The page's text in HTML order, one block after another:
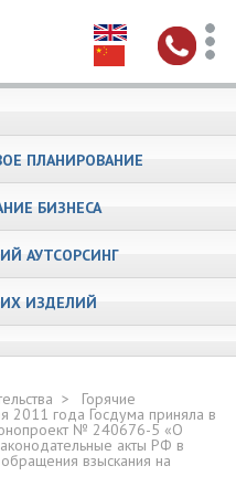
ПЛАНИРОВАНИЕ
БИЗНЕСА
АУТСОРСИНГ
ИЗДЕЛИЙ
Горячие
2011 года Госдума приняла в
№ 240676-5 «О
акты РФ в
взыскания на